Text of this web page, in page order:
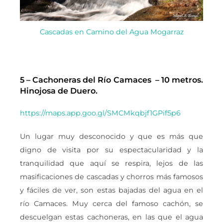
Cascadas en Camino del Agua Mogarraz
5 – Cachoneras del Río Camaces – 10 metros.
Hinojosa de Duero.
https://maps.app.goo.gl/SMCMkqbjf1GPif5p6
Un lugar muy desconocido y que es más que
digno de visita por su espectacularidad y la
tranquilidad que aquí se respira, lejos de las
masificaciones de cascadas y chorros más famosos
y fáciles de ver, son estas bajadas del agua en el
río Camaces. Muy cerca del famoso cachón, se
descuelgan estas cachoneras, en las que el agua